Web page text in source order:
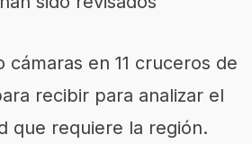
cámaras en 11 cruceros de
recibir para analizar el
que requiere la región.